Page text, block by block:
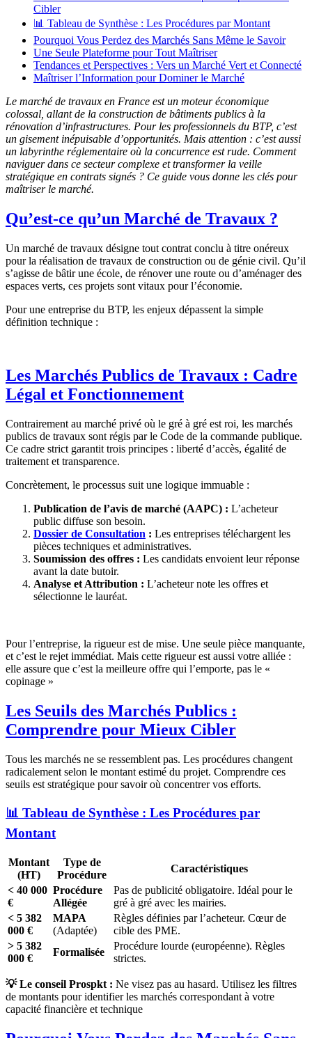
Cibler
📊 Tableau de Synthèse : Les Procédures par Montant
Pourquoi Vous Perdez des Marchés Sans Même le Savoir
Une Seule Plateforme pour Tout Maîtriser
Tendances et Perspectives : Vers un Marché Vert et Connecté
Maîtriser l’Information pour Dominer le Marché
Le marché de travaux en France est un moteur économique
colossal, allant de la construction de bâtiments publics à la
rénovation d’infrastructures. Pour les professionnels du BTP, c’est
un gisement inépuisable d’opportunités. Mais attention : c’est aussi
un labyrinthe réglementaire où la concurrence est rude. Comment
naviguer dans ce secteur complexe et transformer la veille
stratégique en contrats signés ? Ce guide vous donne les clés pour
maîtriser le marché.
Qu’est-ce qu’un Marché de Travaux ?
Un marché de travaux désigne tout contrat conclu à titre onéreux
pour la réalisation de travaux de construction ou de génie civil. Qu’il
s’agisse de bâtir une école, de rénover une route ou d’aménager des
espaces verts, ces projets sont vitaux pour l’économie.
Pour une entreprise du BTP, les enjeux dépassent la simple
définition technique :
Les Marchés Publics de Travaux : Cadre
Légal et Fonctionnement
Contrairement au marché privé où le gré à gré est roi, les marchés
publics de travaux sont régis par le Code de la commande publique.
Ce cadre strict garantit trois principes : liberté d’accès, égalité de
traitement et transparence.
Concrètement, le processus suit une logique immuable :
Publication de l’avis de marché (AAPC) : L’acheteur
public diffuse son besoin.
Dossier de Consultation : Les entreprises téléchargent les
pièces techniques et administratives.
Soumission des offres : Les candidats envoient leur réponse
avant la date butoir.
Analyse et Attribution : L’acheteur note les offres et
sélectionne le lauréat.
Pour l’entreprise, la rigueur est de mise. Une seule pièce manquante,
et c’est le rejet immédiat. Mais cette rigueur est aussi votre alliée :
elle assure que c’est la meilleure offre qui l’emporte, pas le «
copinage »
Les Seuils des Marchés Publics :
Comprendre pour Mieux Cibler
Tous les marchés ne se ressemblent pas. Les procédures changent
radicalement selon le montant estimé du projet. Comprendre ces
seuils est stratégique pour savoir où concentrer vos efforts.
📊 Tableau de Synthèse : Les Procédures par
Montant
Montant
(HT)
Type de
Procédure
Caractéristiques
< 40 000
€
Procédure
Allégée
Pas de publicité obligatoire. Idéal pour le
gré à gré avec les mairies.
< 5 382
000 €
MAPA
(Adaptée)
Règles définies par l’acheteur. Cœur de
cible des PME.
> 5 382
000 €
Formalisée
Procédure lourde (européenne). Règles
strictes.
💡 Le conseil Prospkt : Ne visez pas au hasard. Utilisez les filtres
de montants pour identifier les marchés correspondant à votre
capacité financière et technique